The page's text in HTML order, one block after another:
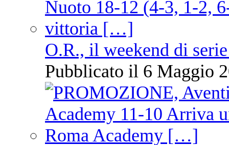
O.R., il weekend di
Pubblicato il 6 Maggio